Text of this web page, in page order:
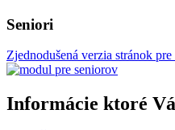
Seniori
Zjednodušená verzia stránok
Informácie ktoré